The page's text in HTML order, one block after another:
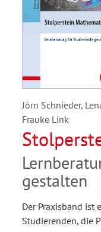
Jörn Schnieder,
Frauke Link
gestalten
Der Praxisband ist
Studierenden, die